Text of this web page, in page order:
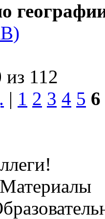
112
| 1 2 3 4 5 6